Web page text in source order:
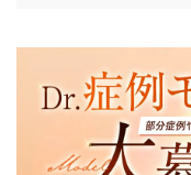
・患者様の閲覧履歴
【利用目的】
TCBグループは取
す。